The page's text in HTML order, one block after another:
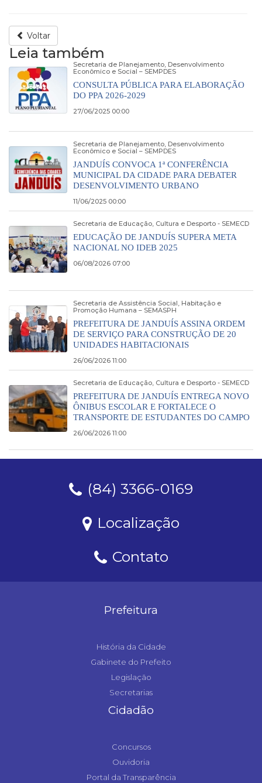
Voltar
Leia também
Secretaria de Planejamento, Desenvolvimento
Econômico e Social – SEMPDES
CONSULTA PÚBLICA PARA ELABORAÇÃO
DO PPA 2026-2029
27/06/2025 00:00
Secretaria de Planejamento, Desenvolvimento
Econômico e Social – SEMPDES
JANDUÍS CONVOCA 1ª CONFERÊNCIA
MUNICIPAL DA CIDADE PARA DEBATER
DESENVOLVIMENTO URBANO
11/06/2025 00:00
Secretaria de Educação, Cultura e Desporto - SEMECD
EDUCAÇÃO DE JANDUÍS SUPERA META
NACIONAL NO IDEB 2025
06/08/2026 07:00
Secretaria de Assistência Social, Habitação e
Promoção Humana – SEMASPH
PREFEITURA DE JANDUÍS ASSINA ORDEM
DE SERVIÇO PARA CONSTRUÇÃO DE 20
UNIDADES HABITACIONAIS
26/06/2026 11:00
Secretaria de Educação, Cultura e Desporto - SEMECD
PREFEITURA DE JANDUÍS ENTREGA NOVO
ÔNIBUS ESCOLAR E FORTALECE O
TRANSPORTE DE ESTUDANTES DO CAMPO
26/06/2026 11:00
(84) 3366-0169
Localização
Contato
Prefeitura
História da Cidade
Gabinete do Prefeito
Legislação
Secretarias
Cidadão
Concursos
Ouvidoria
Portal da Transparência